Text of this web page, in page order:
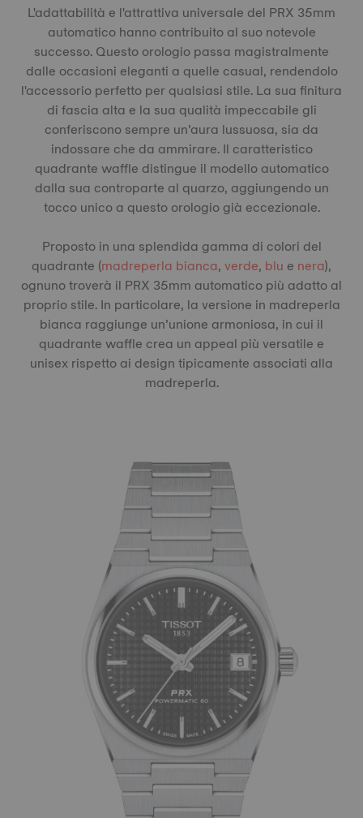
L'adattabilità e l'attrattiva universale del PRX 35mm
automatico hanno contribuito al suo notevole
successo. Questo orologio passa magistralmente
dalle occasioni eleganti a quelle casual, rendendolo
l'accessorio perfetto per qualsiasi stile. La sua finitura
di fascia alta e la sua qualità impeccabile gli
conferiscono sempre un’aura lussuosa, sia da
indossare che da ammirare. Il caratteristico
quadrante waffle distingue il modello automatico
dalla sua controparte al quarzo, aggiungendo un
tocco unico a questo orologio già eccezionale.
Proposto in una splendida gamma di colori del
quadrante (madreperla bianca,verde, blu e nera),
ognuno troverà il PRX 35mm automatico più adatto al
proprio stile. In particolare, la versione in madreperla
bianca raggiunge un’unione armoniosa, in cui il
quadrante waffle crea un appeal più versatile e
unisex rispetto ai design tipicamente associati alla
madreperla.